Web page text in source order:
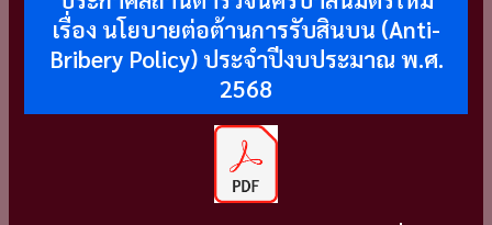
เรื่อง นโยบายต่อต้านการรับสินบน (Anti-
Bribery Policy) ประจำปีงบประมาณ พ.ศ.
2568